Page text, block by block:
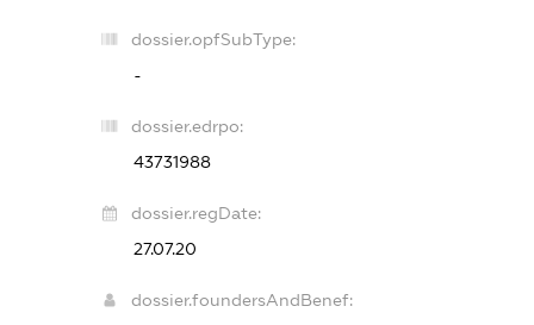
dossier.opfSubType:
-
dossier.edrpo:
43731988
dossier.regDate:
27.07.20
dossier.foundersAndBenef: